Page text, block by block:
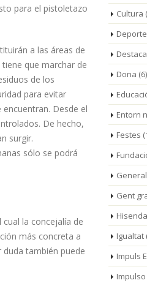
para el pistoletazo
a las áreas de
que marchar de
de los
para evitar
Desde el
De hecho,
surgir.
sólo se podrá
la concejalía de
más concreta a
duda también puede
Cultura
Dona (6)
Entorn
Festes
General
Gent
Hisenda
Igualtat
Impuls